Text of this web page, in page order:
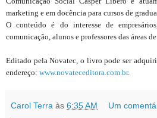
marketing e em docência para cursos de
O conteúdo é do interesse de
comunicação, alunos e professores das áreas
Editado pela Novatec, o livro pode ser
endereço: www.novateceditora.com.br.
Carol Terra às 6:35 AM Um